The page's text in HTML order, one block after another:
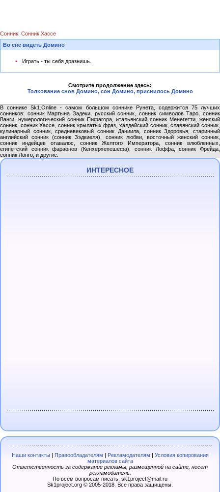
Сонник: Сонник Хассе
Во сне видеть Домино
Играть - ты себя дразнишь.
Смотрите продолжение здесь:
Толкование снов Домино, сон Домино, приснилось Домино
В соннике Sk1.Online - самом большом соннике Рунета, содержится 75 лучших
сонников: сонник Мартына Задеки, русский сонник, сонник символов Таро, сонник
Ванги, нумерологический сонник Пифагора, итальянский сонник Менегетти, женский
сонник, сонник Хассе, сонник крылатых фраз, халдейский сонник, славянский сонник,
кулинарный сонник, средневековый сонник Даниила, сонник Здоровья, старинный
английский сонник (сонник Зэдкиеля), сонник любви, восточный женский сонник,
сонник индейцев отавалос, сонник Желтого Императора, сонник влюбленных,
египетский сонник фараонов (Кенхерхепешефа), сонник Лоффа, сонник Фрейда,
сонник Лонго, и другие.
ИНТЕРЕСНОЕ
Наши контакты| Правообладателям Рекламодателям
Условия копирования
материалов сайта
Ответственность за содержание рекламы, размещенной на сайте, несет
рекламодатель.
По всем вопросам писать: sk1project@mail.ru
Sk1project.org © 2005-2018. Все права защищены.